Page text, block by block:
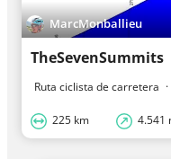
MarcMonballieu
TheSevenSummits
Ruta ciclista de carretera ·
225 km 4.541